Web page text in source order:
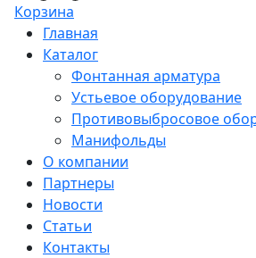
Корзина
Главная
Каталог
Фонтанная арматура
Устьевое оборудование
Противовыбросовое
Манифольды
О компании
Партнеры
Новости
Статьи
Контакты